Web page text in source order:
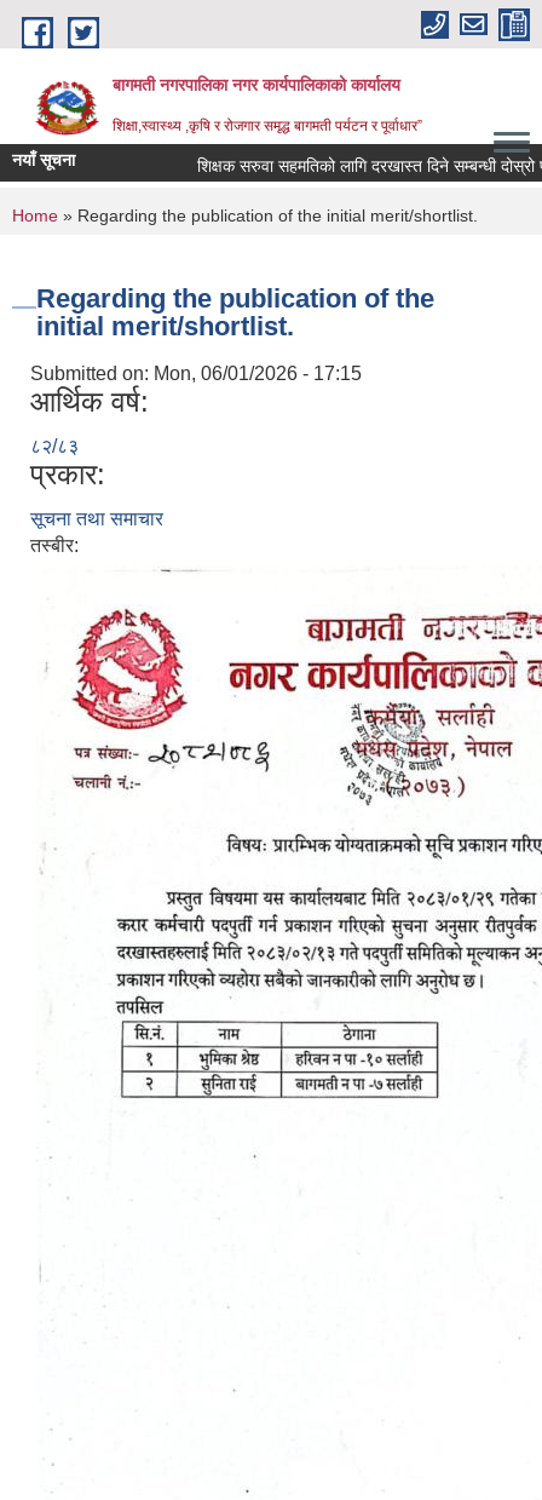
Skip to main content
बागमती नगरपालिका नगर कार्यपालिकाको कार्यालय
शिक्षा,स्वास्थ्य ,कृषि र रोजगार समृद्ध बागमती पर्यटन र पूर्वाधार”
नयाँ सूचना शिक्षक सरुवा सहमतिको लागि दरखास्त दिने सम्बन्धी
You are here
Home » Regarding the publication of the initial merit/shortlist.
Regarding the publication of the
initial merit/shortlist.
Submitted on: Mon, 06/01/2026 - 17:15
आर्थिक वर्ष:
८२/८३
प्रकार:
सूचना तथा समाचार
तस्बीर: